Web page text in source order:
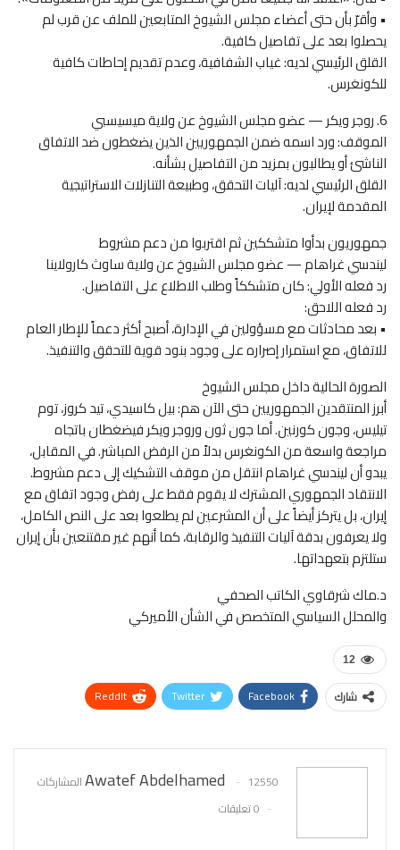
• وأقرّ بأن حتى أعضاء مجلس الشيوخ المتابعين للملف عن قرب لم
يحصلوا بعد على تفاصيل كافية.
القلق الرئيسي لديه: غياب الشفافية، وعدم تقديم إحاطات كافية
للكونغرس.
6. روجر ويكر — عضو مجلس الشيوخ عن ولاية ميسيسبي
الموقف: ورد اسمه ضمن الجمهوريين الذين يضغطون ضد الاتفاق
الناشئ أو يطالبون بمزيد من التفاصيل بشأنه.
القلق الرئيسي لديه: آليات التحقق، وطبيعة التنازلات الاستراتيجية
المقدمة لإيران.
جمهوريون بدأوا متشككين ثم اقتربوا من دعم مشروط
ليندسي غراهام — عضو مجلس الشيوخ عن ولاية ساوث كارولاينا
رد فعله الأولي: كان متشككاً وطلب الاطلاع على التفاصيل.
رد فعله اللاحق:
• بعد محادثات مع مسؤولين في الإدارة، أصبح أكثر دعماً للإطار العام
للاتفاق، مع استمرار إصراره على وجود بنود قوية للتحقق والتنفيذ.
الصورة الحالية داخل مجلس الشيوخ
أبرز المنتقدين الجمهوريين حتى الآن هم: بيل كاسيدي، تيد كروز، توم
تيليس، وجون كورنين. أما جون ثون وروجر ويكر فيضغطان باتجاه
مراجعة واسعة من الكونغرس بدلاً من الرفض المباشر. في المقابل،
يبدو أن ليندسي غراهام انتقل من موقف التشكيك إلى دعم مشروط.
الانتقاد الجمهوري المشترك لا يقوم فقط على رفض وجود اتفاق مع
إيران، بل يتركز أيضاً على أن المشرعين لم يطلعوا بعد على النص الكامل،
ولا يعرفون بدقة آليات التنفيذ والرقابة، كما أنهم غير مقتنعين بأن إيران
ستلتزم بتعهداتها.
د.ماك شرقاوي الكاتب الصحفي
والمحلل السياسي المتخصص في الشأن الأميركي
12
شارك Facebook
Twitter
ReddIt
Awatef Abdelhamed
12550 المشاركات
0 تعليقات